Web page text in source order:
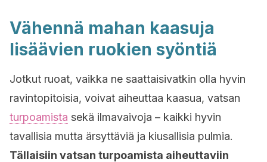
Vähennä mahan kaasuja
lisäävien ruokien syöntiä
Jotkut ruoat, vaikka ne saattaisivatkin olla hyvin
ravintopitoisia, voivat aiheuttaa kaasua, vatsan
turpoamista sekä ilmavaivoja – kaikki hyvin
tavallisia mutta ärsyttäviä ja kiusallisia pulmia.
Tällaisiin vatsan turpoamista aiheuttaviin